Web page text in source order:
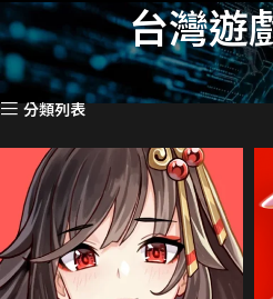
台灣遊
首頁 遊戲代儲 台灣遊戲代儲 頁面 2 顯
分類列表